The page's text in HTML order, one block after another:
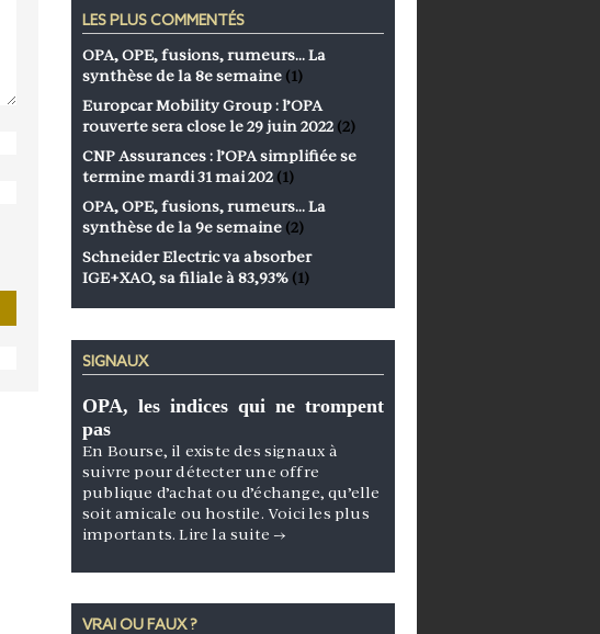
LES PLUS COMMENTÉS
OPA, OPE, fusions, rumeurs… La
synthèse de la 8e semaine (1)
Europcar Mobility Group : l’OPA
rouverte sera close le 29 juin 2022 (2)
CNP Assurances : l’OPA simplifiée se
termine mardi 31 mai 202 (1)
OPA, OPE, fusions, rumeurs… La
synthèse de la 9e semaine (2)
Schneider Electric va absorber
IGE+XAO, sa filiale à 83,93% (1)
SIGNAUX
OPA, les indices qui ne trompent
pas
En Bourse, il existe des signaux à
suivre pour détecter une offre
publique d’achat ou d’échange, qu’elle
soit amicale ou hostile. Voici les plus
importants.Lire la suite →
VRAI OU FAUX ?